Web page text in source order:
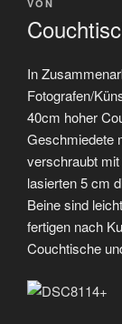
VON
In
Fotografen/
40cm hoher
Geschmiedete
verschraubt
lasierten 5 cm
Beine sind
fertigen nach
Couchtische